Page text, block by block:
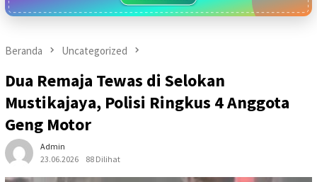
Beranda Uncategorized
Dua Remaja Tewas di Selokan
Mustikajaya, Polisi Ringkus 4 Anggota
Geng Motor
Admin
23.06.2026
88 Dilihat